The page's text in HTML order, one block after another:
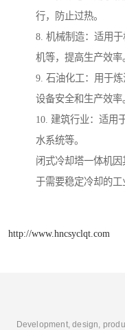
行，防止过热。
8. 机械制造：适用
机等，提高生产效率
9. 石油化工：用于
设备安全和生产效率
10. 建筑行业：适用
水系统等。
闭式冷却塔一体机
于需要稳定冷却的工
http://www.hncsyclqt.com
Development, design,